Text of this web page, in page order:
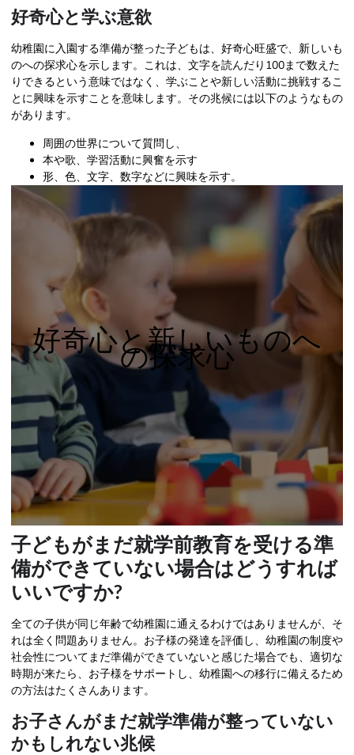
好奇心と学ぶ意欲
幼稚園に入園する準備が整った子どもは、好奇心旺盛で、新しいも
のへの探求心を示します。これは、文字を読んだり100まで数えた
りできるという意味ではなく、学ぶことや新しい活動に挑戦するこ
とに興味を示すことを意味します。その兆候には以下のようなもの
があります。
周囲の世界について質問し、
本や歌、学習活動に興奮を示す
形、色、文字、数字などに興味を示す。
好奇心と新しいものへ
の探求心
子どもがまだ就学前教育を受ける準
備ができていない場合はどうすれば
いいですか?
全ての子供が同じ年齢で幼稚園に通えるわけではありませんが、そ
れは全く問題ありません。お子様の発達を評価し、幼稚園の制度や
社会性についてまだ準備ができていないと感じた場合でも、適切な
時期が来たら、お子様をサポートし、幼稚園への移行に備えるため
の方法はたくさんあります。
お子さんがまだ就学準備が整っていない
かもしれない兆候